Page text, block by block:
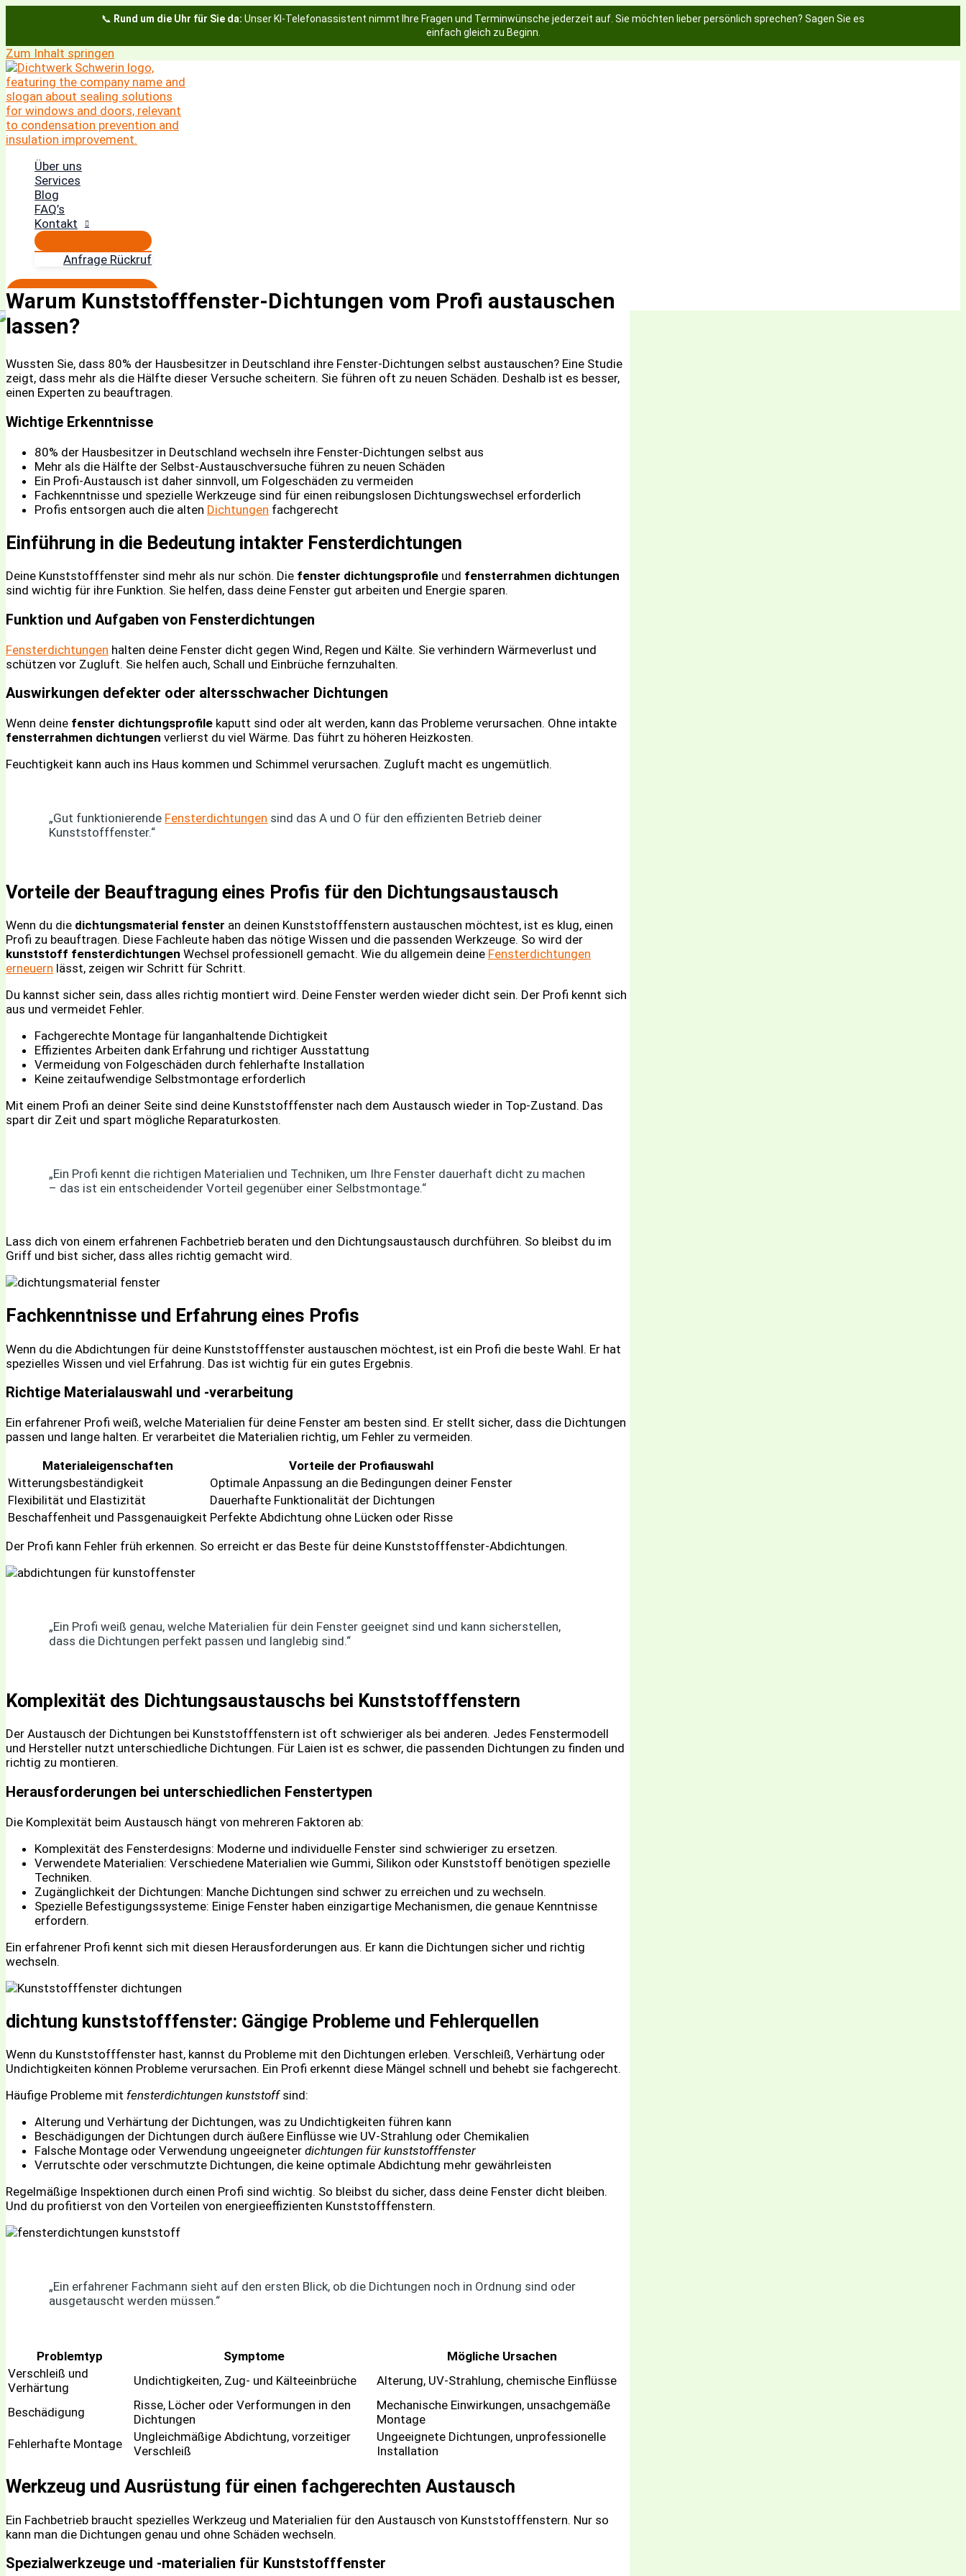
📞 Rund um die Uhr für Sie da: Unser KI-Telefonassistent nimmt Ihre Fragen und Terminwünsche jederzeit auf. Sie möchten lieber persönlich sprechen? Sagen Sie es
einfach gleich zu Beginn.
Zum Inhalt springen
Über uns
Services
Blog
FAQ’s
Kontakt
Anfrage Rückruf
Termin vereinbaren
Warum Kunststofffenster-Dichtungen vom Profi austauschen
lassen?
Wussten Sie, dass 80% der Hausbesitzer in Deutschland ihre Fenster-Dichtungen selbst austauschen? Eine Studie
zeigt, dass mehr als die Hälfte dieser Versuche scheitern. Sie führen oft zu neuen Schäden. Deshalb ist es besser,
einen Experten zu beauftragen.
Wichtige Erkenntnisse
80% der Hausbesitzer in Deutschland wechseln ihre Fenster-Dichtungen selbst aus
Mehr als die Hälfte der Selbst-Austauschversuche führen zu neuen Schäden
Ein Profi-Austausch ist daher sinnvoll, um Folgeschäden zu vermeiden
Fachkenntnisse und spezielle Werkzeuge sind für einen reibungslosen Dichtungswechsel erforderlich
Profis entsorgen auch die alten Dichtungen fachgerecht
Einführung in die Bedeutung intakter Fensterdichtungen
Deine Kunststofffenster sind mehr als nur schön. Die fenster dichtungsprofile und fensterrahmen dichtungen
sind wichtig für ihre Funktion. Sie helfen, dass deine Fenster gut arbeiten und Energie sparen.
Funktion und Aufgaben von Fensterdichtungen
Fensterdichtungen halten deine Fenster dicht gegen Wind, Regen und Kälte. Sie verhindern Wärmeverlust und
schützen vor Zugluft. Sie helfen auch, Schall und Einbrüche fernzuhalten.
Auswirkungen defekter oder altersschwacher Dichtungen
Wenn deine fenster dichtungsprofile kaputt sind oder alt werden, kann das Probleme verursachen. Ohne intakte
fensterrahmen dichtungen verlierst du viel Wärme. Das führt zu höheren Heizkosten.
Feuchtigkeit kann auch ins Haus kommen und Schimmel verursachen. Zugluft macht es ungemütlich.
„Gut funktionierende Fensterdichtungen sind das A und O für den effizienten Betrieb deiner
Kunststofffenster.“
Vorteile der Beauftragung eines Profis für den Dichtungsaustausch
Wenn du die dichtungsmaterial fenster an deinen Kunststofffenstern austauschen möchtest, ist es klug, einen
Profi zu beauftragen. Diese Fachleute haben das nötige Wissen und die passenden Werkzeuge. So wird der
kunststoff fensterdichtungen Wechsel professionell gemacht. Wie du allgemein deine Fensterdichtungen
erneuern lässt, zeigen wir Schritt für Schritt.
Du kannst sicher sein, dass alles richtig montiert wird. Deine Fenster werden wieder dicht sein. Der Profi kennt sich
aus und vermeidet Fehler.
Fachgerechte Montage für langanhaltende Dichtigkeit
Effizientes Arbeiten dank Erfahrung und richtiger Ausstattung
Vermeidung von Folgeschäden durch fehlerhafte Installation
Keine zeitaufwendige Selbstmontage erforderlich
Mit einem Profi an deiner Seite sind deine Kunststofffenster nach dem Austausch wieder in Top-Zustand. Das
spart dir Zeit und spart mögliche Reparaturkosten.
„Ein Profi kennt die richtigen Materialien und Techniken, um Ihre Fenster dauerhaft dicht zu machen
– das ist ein entscheidender Vorteil gegenüber einer Selbstmontage.“
Lass dich von einem erfahrenen Fachbetrieb beraten und den Dichtungsaustausch durchführen. So bleibst du im
Griff und bist sicher, dass alles richtig gemacht wird.
Fachkenntnisse und Erfahrung eines Profis
Wenn du die Abdichtungen für deine Kunststofffenster austauschen möchtest, ist ein Profi die beste Wahl. Er hat
spezielles Wissen und viel Erfahrung. Das ist wichtig für ein gutes Ergebnis.
Richtige Materialauswahl und -verarbeitung
Ein erfahrener Profi weiß, welche Materialien für deine Fenster am besten sind. Er stellt sicher, dass die Dichtungen
passen und lange halten. Er verarbeitet die Materialien richtig, um Fehler zu vermeiden.
Materialeigenschaften
Vorteile der Profiauswahl
Witterungsbeständigkeit
Optimale Anpassung an die Bedingungen deiner Fenster
Flexibilität und Elastizität
Dauerhafte Funktionalität der Dichtungen
Beschaffenheit und Passgenauigkeit Perfekte Abdichtung ohne Lücken oder Risse
Der Profi kann Fehler früh erkennen. So erreicht er das Beste für deine Kunststofffenster-Abdichtungen.
„Ein Profi weiß genau, welche Materialien für dein Fenster geeignet sind und kann sicherstellen,
dass die Dichtungen perfekt passen und langlebig sind.“
Komplexität des Dichtungsaustauschs bei Kunststofffenstern
Der Austausch der Dichtungen bei Kunststofffenstern ist oft schwieriger als bei anderen. Jedes Fenstermodell
und Hersteller nutzt unterschiedliche Dichtungen. Für Laien ist es schwer, die passenden Dichtungen zu finden und
richtig zu montieren.
Herausforderungen bei unterschiedlichen Fenstertypen
Die Komplexität beim Austausch hängt von mehreren Faktoren ab:
Komplexität des Fensterdesigns: Moderne und individuelle Fenster sind schwieriger zu ersetzen.
Verwendete Materialien: Verschiedene Materialien wie Gummi, Silikon oder Kunststoff benötigen spezielle
Techniken.
Zugänglichkeit der Dichtungen: Manche Dichtungen sind schwer zu erreichen und zu wechseln.
Spezielle Befestigungssysteme: Einige Fenster haben einzigartige Mechanismen, die genaue Kenntnisse
erfordern.
Ein erfahrener Profi kennt sich mit diesen Herausforderungen aus. Er kann die Dichtungen sicher und richtig
wechseln.
dichtung kunststofffenster: Gängige Probleme und Fehlerquellen
Wenn du Kunststofffenster hast, kannst du Probleme mit den Dichtungen erleben. Verschleiß, Verhärtung oder
Undichtigkeiten können Probleme verursachen. Ein Profi erkennt diese Mängel schnell und behebt sie fachgerecht.
Häufige Probleme mit fensterdichtungen kunststoffsind:
Alterung und Verhärtung der Dichtungen, was zu Undichtigkeiten führen kann
Beschädigungen der Dichtungen durch äußere Einflüsse wie UV-Strahlung oder Chemikalien
Falsche Montage oder Verwendung ungeeigneter dichtungen für kunststofffenster
Verrutschte oder verschmutzte Dichtungen, die keine optimale Abdichtung mehr gewährleisten
Regelmäßige Inspektionen durch einen Profi sind wichtig. So bleibst du sicher, dass deine Fenster dicht bleiben.
Und du profitierst von den Vorteilen von energieeffizienten Kunststofffenstern.
„Ein erfahrener Fachmann sieht auf den ersten Blick, ob die Dichtungen noch in Ordnung sind oder
ausgetauscht werden müssen.“
Problemtyp Symptome
Mögliche Ursachen
Verschleiß und
Verhärtung
Undichtigkeiten, Zug- und Kälteeinbrüche Alterung, UV-Strahlung, chemische Einflüsse
Beschädigung
Risse, Löcher oder Verformungen in den
Dichtungen
Mechanische Einwirkungen, unsachgemäße
Montage
Fehlerhafte Montage
Ungleichmäßige Abdichtung, vorzeitiger
Verschleiß
Ungeeignete Dichtungen, unprofessionelle
Installation
Werkzeug und Ausrüstung für einen fachgerechten Austausch
Ein Fachbetrieb braucht spezielles Werkzeug und Materialien für den Austausch von Kunststofffenstern. Nur so
kann man die Dichtungen genau und ohne Schäden wechseln.
Spezialwerkzeuge und -materialien für Kunststofffenster